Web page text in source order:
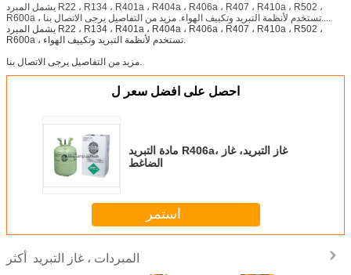
يشمل المبرد R22 ، R134 ، R401a ، R404a ، R406a ، R407 ، R410a ، R502 ،
R600a ، تستخدم لأنظمة التبريد وتكييف الهواء. مزيد من التفاصيل يرجى الاتصال بنا....
يشمل المبرد R22 ، R134 ، R401a ، R404a ، R406a ، R407 ، R410a ، R502 ،
R600a ، تستخدم لأنظمة التبريد وتكييف الهواء.
مزيد من التفاصيل يرجى الاتصال بنا.
احصل على افضل سعر ل
مادة التبريد R406a، غاز التبريد، غاز
الضاغط
استمر
المبردات ، غاز التبريد